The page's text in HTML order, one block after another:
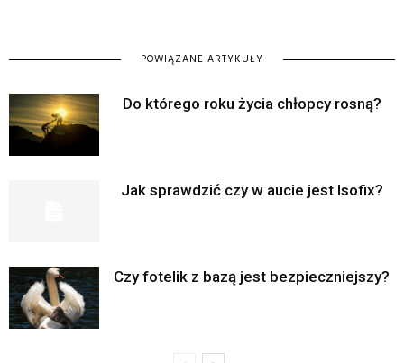
POWIĄZANE ARTYKUŁY
Do którego roku życia chłopcy rosną?
Jak sprawdzić czy w aucie jest Isofix?
Czy fotelik z bazą jest bezpieczniejszy?